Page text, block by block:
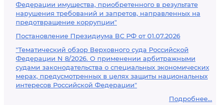
Федерации имущества, приобретенного в результате
нарушения требований и запретов, направленных на
предотвращение коррупции"
Постановление Президиума ВС РФ от 01.07.2026
"Тематический обзор Верховного суда Российской
Федерации N 8/2026. О применении арбитражными
судами законодательства о специальных экономических
мерах, предусмотренных в целях защиты национальных
интересов Российской Федерации"
Подробнее...